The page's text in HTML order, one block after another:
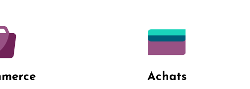
Achats